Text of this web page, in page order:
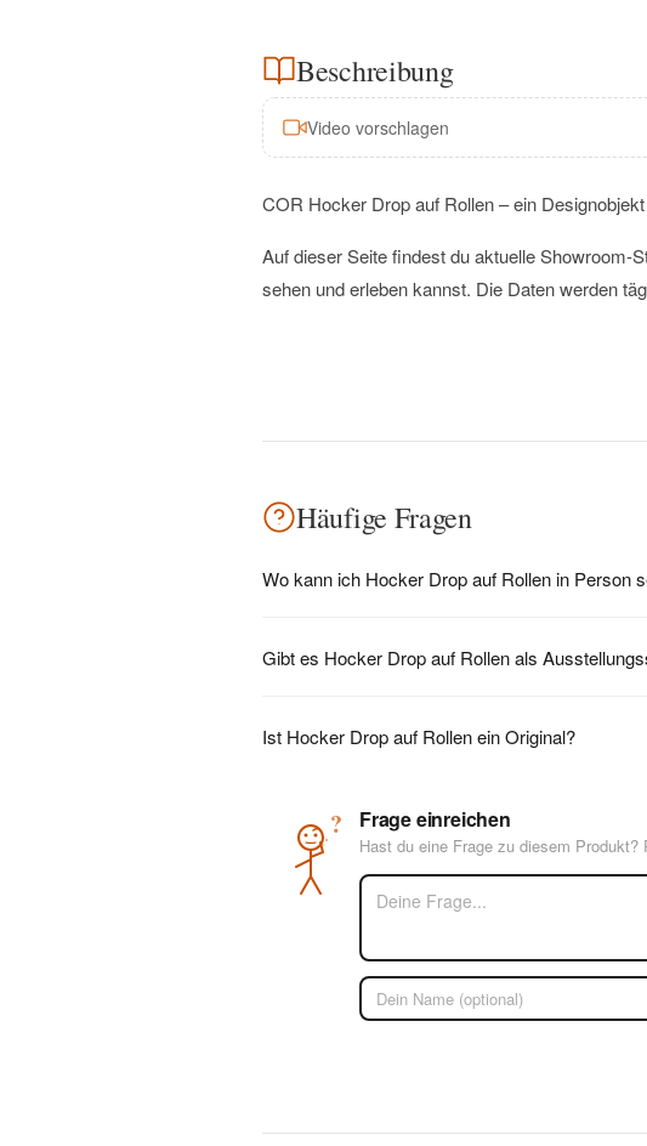
Beschreibung
Video vorschlagen
COR Hocker Drop auf Rollen – ein
Auf dieser Seite findest du aktuelle Showroom-
sehen und erleben kannst. Die Daten werden
Häufige Fragen
Wo kann ich Hocker Drop auf Rollen in Person
Gibt es Hocker Drop auf Rollen als
Ist Hocker Drop auf Rollen ein Original?
? Frage einreichen
Hast du eine Frage zu diesem